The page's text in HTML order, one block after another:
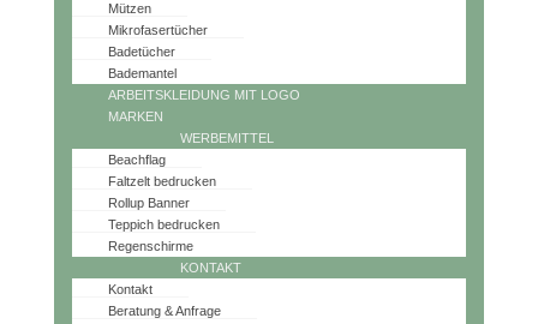
Mützen
Mikrofasertücher
Badetücher
Bademantel
ARBEITSKLEIDUNG MIT LOGO
MARKEN
WERBEMITTEL
Beachflag
Faltzelt bedrucken
Rollup Banner
Teppich bedrucken
Regenschirme
KONTAKT
Kontakt
Beratung & Anfrage